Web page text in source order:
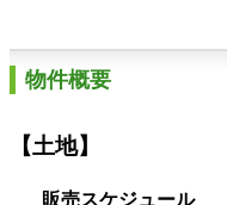
物件概要
【土地】
販売スケジュール